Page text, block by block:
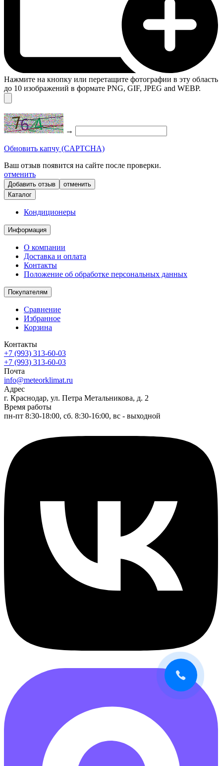
Нажмите на кнопку или перетащите фотографии в эту область
до 10 изображений в формате PNG, GIF, JPEG and WEBP.
→
Обновить капчу (CAPTCHA)
Ваш отзыв появится на сайте после проверки.
отменить
отменить
Каталог
Кондиционеры
Информация
О компании
Доставка и оплата
Контакты
Положение об обработке персональных данных
Покупателям
Сравнение
Избранное
Корзина
Контакты
+7 (993) 313-60-03
+7 (993) 313-60-03
Почта
info@meteorklimat.ru
Адрес
г. Краснодар, ул. Петра Метальникова, д. 2
Время работы
пн-пт 8:30-18:00, сб. 8:30-16:00, вс - выходной